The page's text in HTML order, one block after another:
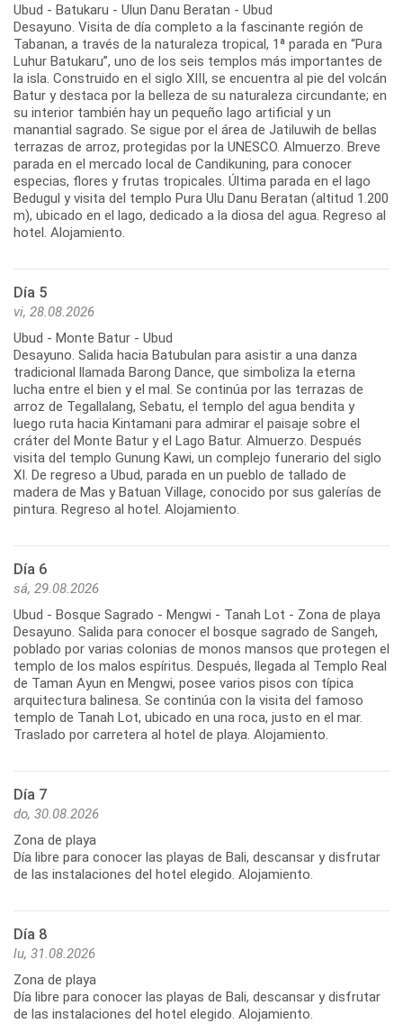
Ubud - Batukaru - Ulun Danu Beratan - Ubud
Desayuno. Visita de día completo a la fascinante región de
Tabanan, a través de la naturaleza tropical, 1ª parada en “Pura
Luhur Batukaru”, uno de los seis templos más importantes de
la isla. Construido en el siglo XIII, se encuentra al pie del volcán
Batur y destaca por la belleza de su naturaleza circundante; en
su interior también hay un pequeño lago artificial y un
manantial sagrado. Se sigue por el área de Jatiluwih de bellas
terrazas de arroz, protegidas por la UNESCO. Almuerzo. Breve
parada en el mercado local de Candikuning, para conocer
especias, flores y frutas tropicales. Última parada en el lago
Bedugul y visita del templo Pura Ulu Danu Beratan (altitud 1.200
m), ubicado en el lago, dedicado a la diosa del agua. Regreso al
hotel. Alojamiento.
Día 5
vi, 28.08.2026
Ubud - Monte Batur - Ubud
Desayuno. Salida hacia Batubulan para asistir a una danza
tradicional llamada Barong Dance, que simboliza la eterna
lucha entre el bien y el mal. Se continúa por las terrazas de
arroz de Tegallalang, Sebatu, el templo del agua bendita y
luego ruta hacia Kintamani para admirar el paisaje sobre el
cráter del Monte Batur y el Lago Batur. Almuerzo. Después
visita del templo Gunung Kawi, un complejo funerario del siglo
XI. De regreso a Ubud, parada en un pueblo de tallado de
madera de Mas y Batuan Village, conocido por sus galerías de
pintura. Regreso al hotel. Alojamiento.
Día 6
sá, 29.08.2026
Ubud - Bosque Sagrado - Mengwi - Tanah Lot - Zona de playa
Desayuno. Salida para conocer el bosque sagrado de Sangeh,
poblado por varias colonias de monos mansos que protegen el
templo de los malos espíritus. Después, llegada al Templo Real
de Taman Ayun en Mengwi, posee varios pisos con típica
arquitectura balinesa. Se continúa con la visita del famoso
templo de Tanah Lot, ubicado en una roca, justo en el mar.
Traslado por carretera al hotel de playa. Alojamiento.
Día 7
do, 30.08.2026
Zona de playa
Día libre para conocer las playas de Bali, descansar y disfrutar
de las instalaciones del hotel elegido. Alojamiento.
Día 8
lu, 31.08.2026
Zona de playa
Día libre para conocer las playas de Bali, descansar y disfrutar
de las instalaciones del hotel elegido. Alojamiento.